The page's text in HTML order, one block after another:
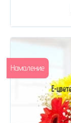
Намаление